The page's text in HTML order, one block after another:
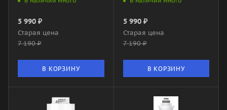
5 990 ₽
Старая цена
7 190₽
В КОРЗИНУ
5 990₽
Старая цена
7 190₽
В КОРЗИНУ